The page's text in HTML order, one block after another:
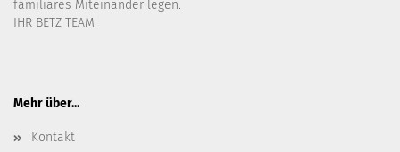
familiäres Miteinander legen.
IHR BETZ TEAM
Mehr über...
Kontakt